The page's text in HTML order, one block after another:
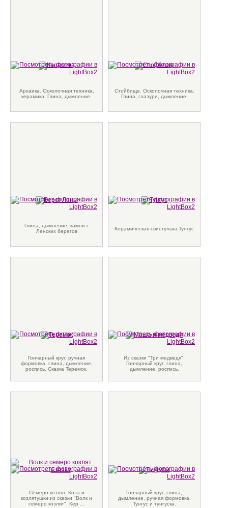
Архаика. Осколочная техника,
керамика. Глина, дымление.
Стойбище. Осколочная техника.
Глина, глазури, дымление.
Глина, дымление, камни с
Ленских берегов
Керамическая свистулька Тунгус
Гончарный круг, ручная
формовка, глина, дымление,
роспись. Сказка Теремок.
Из сказки "Три медведя".
Гончарный круг, глина,
дымление, роспись.
Семеро козлят. Коза и
козлятушки из сказки "Волк и
семеро козлят". Кер ...
Гончарный круг, глина,
дымление, ручная формовка.
Тунгус и тунгуска.